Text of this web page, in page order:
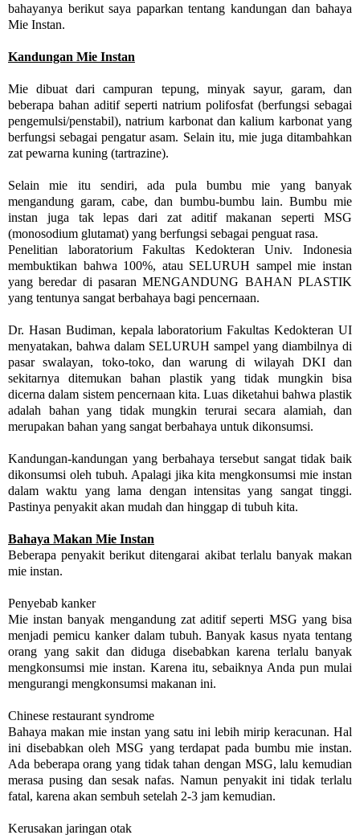
bahayanya berikut saya paparkan tentang kandungan dan bahaya
Mie Instan.
Kandungan Mie Instan
Mie dibuat dari campuran tepung, minyak sayur, garam, dan
beberapa bahan aditif seperti natrium polifosfat (berfungsi sebagai
pengemulsi/penstabil), natrium karbonat dan kalium karbonat yang
berfungsi sebagai pengatur asam. Selain itu, mie juga ditambahkan
zat pewarna kuning (tartrazine).
Selain mie itu sendiri, ada pula bumbu mie yang banyak
mengandung garam, cabe, dan bumbu-bumbu lain. Bumbu mie
instan juga tak lepas dari zat aditif makanan seperti MSG
(monosodium glutamat) yang berfungsi sebagai penguat rasa.
Penelitian laboratorium Fakultas Kedokteran Univ. Indonesia
membuktikan bahwa 100%, atau SELURUH sampel mie instan
yang beredar di pasaran MENGANDUNG BAHAN PLASTIK
yang tentunya sangat berbahaya bagi pencernaan.
Dr. Hasan Budiman, kepala laboratorium Fakultas Kedokteran UI
menyatakan, bahwa dalam SELURUH sampel yang diambilnya di
pasar swalayan, toko-toko, dan warung di wilayah DKI dan
sekitarnya ditemukan bahan plastik yang tidak mungkin bisa
dicerna dalam sistem pencernaan kita. Luas diketahui bahwa plastik
adalah bahan yang tidak mungkin terurai secara alamiah, dan
merupakan bahan yang sangat berbahaya untuk dikonsumsi.
Kandungan-kandungan yang berbahaya tersebut sangat tidak baik
dikonsumsi oleh tubuh. Apalagi jika kita mengkonsumsi mie instan
dalam waktu yang lama dengan intensitas yang sangat tinggi.
Pastinya penyakit akan mudah dan hinggap di tubuh kita.
Bahaya Makan Mie Instan
Beberapa penyakit berikut ditengarai akibat terlalu banyak makan
mie instan.
Penyebab kanker
Mie instan banyak mengandung zat aditif seperti MSG yang bisa
menjadi pemicu kanker dalam tubuh. Banyak kasus nyata tentang
orang yang sakit dan diduga disebabkan karena terlalu banyak
mengkonsumsi mie instan. Karena itu, sebaiknya Anda pun mulai
mengurangi mengkonsumsi makanan ini.
Chinese restaurant syndrome
Bahaya makan mie instan yang satu ini lebih mirip keracunan. Hal
ini disebabkan oleh MSG yang terdapat pada bumbu mie instan.
Ada beberapa orang yang tidak tahan dengan MSG, lalu kemudian
merasa pusing dan sesak nafas. Namun penyakit ini tidak terlalu
fatal, karena akan sembuh setelah 2-3 jam kemudian.
Kerusakan jaringan otak